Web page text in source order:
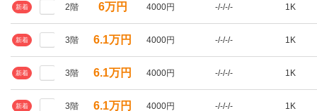
新着 2階 6万円 4000円 -/-/-/- 1K
新着 3階 6.1万円 4000円 -/-/-/- 1K
新着 3階 6.1万円 4000円 -/-/-/- 1K
新着 3階 6.1万円 4000円 -/-/-/- 1K